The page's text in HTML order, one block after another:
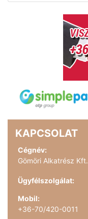
KAPCSOLAT
Cégnév:
Gömöri Alkatrész Kft.
Ügyfélszolgálat:
Mobil:
+36-70/420-0011